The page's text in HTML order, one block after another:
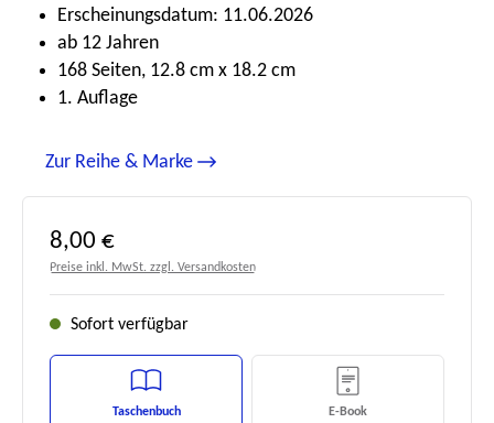
Erscheinungsdatum: 11.06.2026
ab 12 Jahren
168 Seiten, 12.8 cm x 18.2 cm
1. Auflage
Zur Reihe & Marke
Regulärer Preis:
8,00 €
Preise inkl. MwSt. zzgl. Versandkosten
Sofort verfügbar
Taschenbuch E-Book